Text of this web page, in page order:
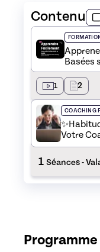
Contenu
Basées
1 2
COACHING
Votre
1 Séances-
Programme